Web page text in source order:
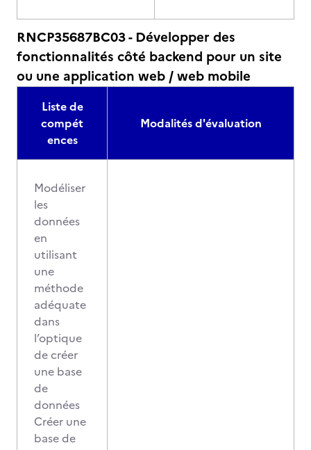
RNCP35687BC03 - Développer des
fonctionnalités côté backend pour un site
ou une application web / web mobile
Liste de
compét
ences
Modalités d'évaluation
Modéliser
les
données
en
utilisant
une
méthode
adéquate
dans
l’optique
de créer
une base
de
données
Créer une
base de